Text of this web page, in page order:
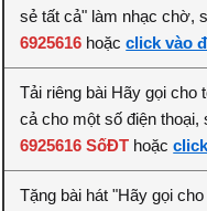
sẻ tất cả" làm nhạc chờ,
6925616 hoặcclick vào
Tải riêng bài Hãy gọi cho
cả cho một số điện thoại,
6925616 SốĐT hoặc
Tặng bài hát "Hãy gọi